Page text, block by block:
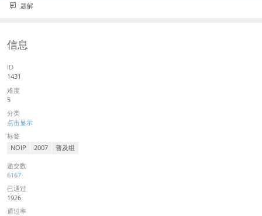
题解
信息
ID
1431
难度
5
分类
点击显示
标签
NOIP 2007 普及组
递交数
6167
已通过
1926
通过率